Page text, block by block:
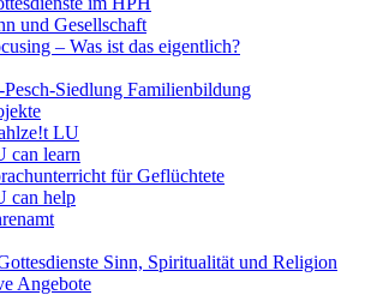
und Gesellschaft
– Was ist das eigentlich?
Siedlung Familienbildung
LU
can learn
für Geflüchtete
can help
Sinn, Spiritualität und Religion
Angebote